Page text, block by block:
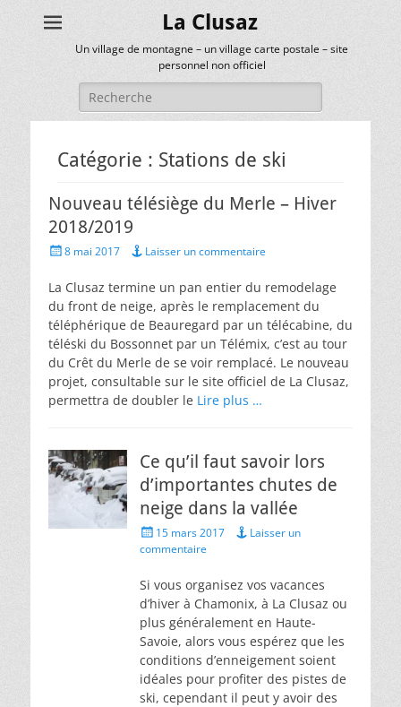
La Clusaz
Un village de montagne – un village carte postale – site
personnel non officiel
Rechercher :
Catégorie : Stations de ski
Nouveau télésiège du Merle – Hiver
2018/2019
Posted8 mai 2017 Laisser un commentaire
La Clusaz termine un pan entier du remodelage
du front de neige, après le remplacement du
téléphérique de Beauregard par un télécabine, du
téléski du Bossonnet par un Télémix, c’est au tour
du Crêt du Merle de se voir remplacé. Le nouveau
projet, consultable sur le site officiel de La Clusaz,
permettra de doubler le Lire plus …
Ce qu’il faut savoir lors
d’importantes chutes de
neige dans la vallée
Posted
on
15 mars 2017
Laisser un
commentaire
Si vous organisez vos vacances
d’hiver à Chamonix, à La Clusaz ou
plus généralement en Haute-
Savoie, alors vous espérez que les
conditions d’enneigement soient
idéales pour profiter des pistes de
ski, cependant il peut y avoir des